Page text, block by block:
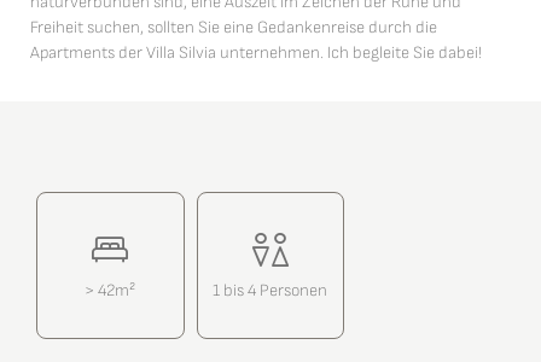
Freiheit suchen, sollten Sie eine Gedankenreise durch die
Apartments der Villa Silvia unternehmen. Ich begleite Sie dabei!
> 42m² 1 bis 4 Personen